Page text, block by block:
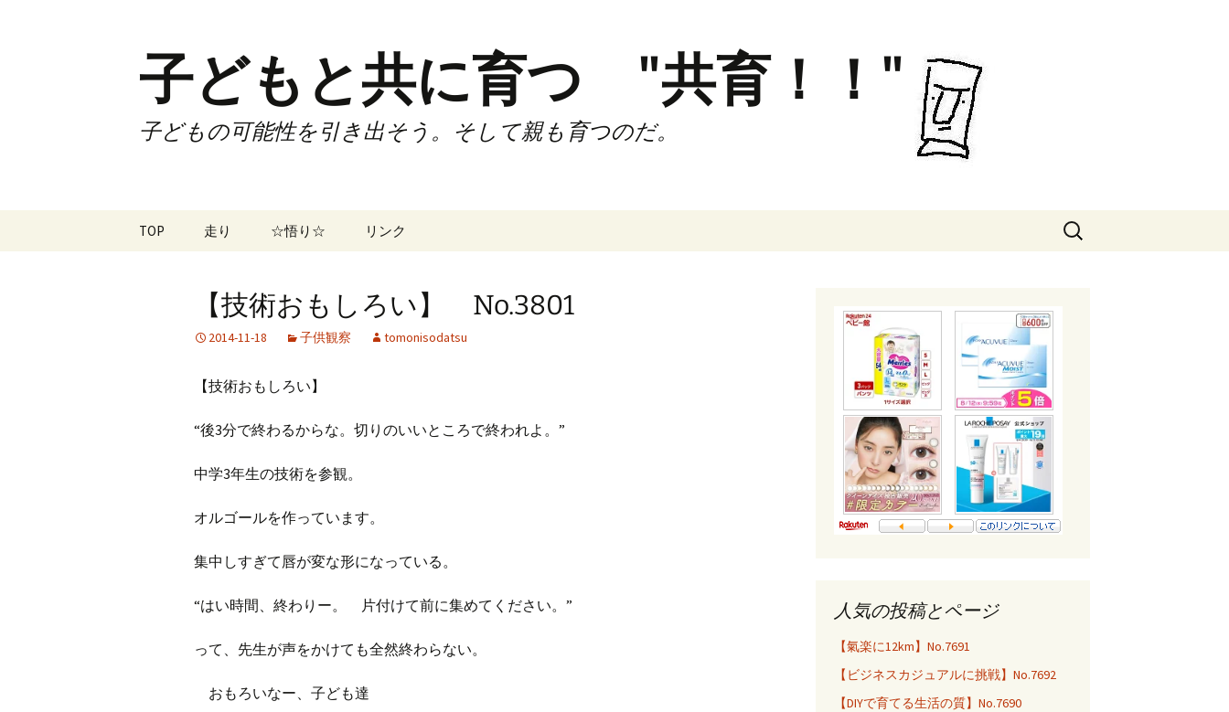
子どもと共に育つ "共育！！"
子どもの可能性を引き出そう。そして親も育つのだ。
TOP 走り
試合
☆悟り☆ リンク
ブ
検
索:
【技術おもしろい】 No.3801
2014-11-18 子供観察 tomonisodatsu
【技術おもしろい】
“後3分で終わるからな。切りのいいところで終われよ。”
中学3年生の技術を参観。
オルゴールを作っています。
集中しすぎて唇が変な形になっている。
“はい時間、終わりー。 片付けて前に集めてください。”
って、先生が声をかけても全然終わらない。
おもろいなー、子ども達
人気の投稿とページ
【氣楽に12km】No.7691
【ビジネスカジュアルに挑戦】No.7692
【DIYで育てる生活の質】No.7690